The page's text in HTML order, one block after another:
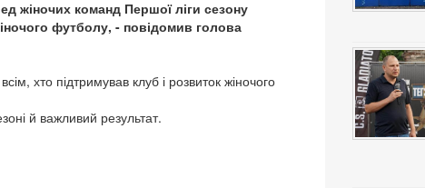
жіночих команд Першої ліги сезону
футболу, - повідомив голова
хто підтримував клуб і розвиток жіночого
й важливий результат.